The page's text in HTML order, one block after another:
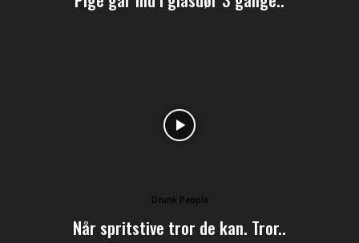
Drunk People
Når spritstive tror de kan. Tror..